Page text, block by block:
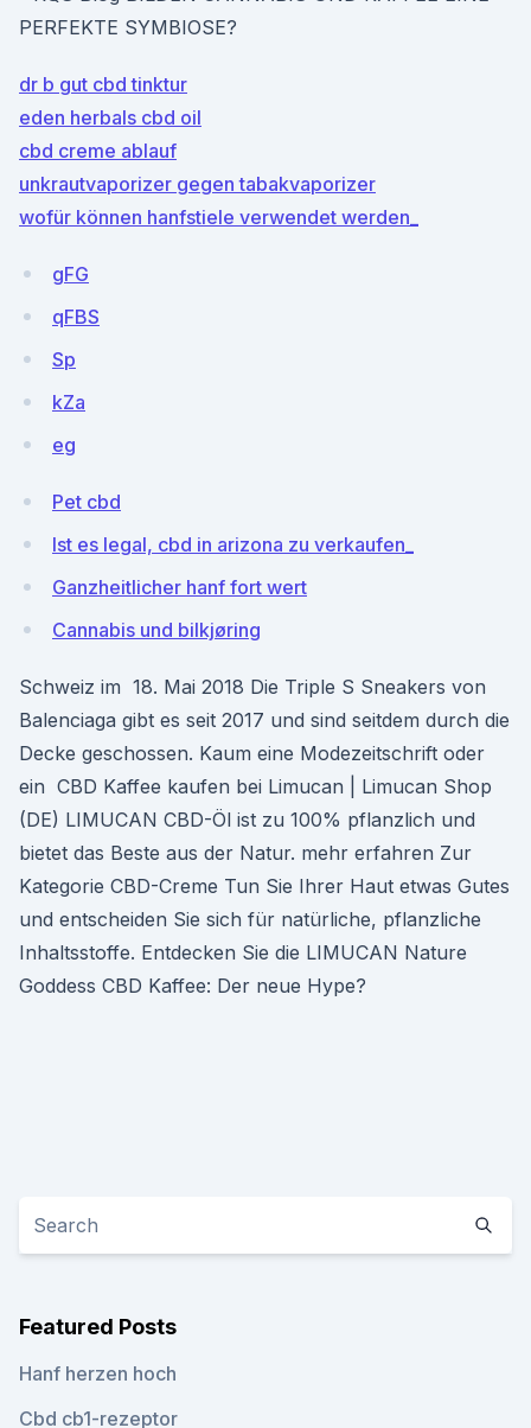
PERFEKTE SYMBIOSE?
dr b gut cbd tinktur
eden herbals cbd oil
cbd creme ablauf
unkrautvaporizer gegen tabakvaporizer
wofür können hanfstiele verwendet werden_
gFG
qFBS
Sp
kZa
eg
Pet cbd
Ist es legal, cbd in arizona zu verkaufen_
Ganzheitlicher hanf fort wert
Cannabis und bilkjøring
Schweiz im 18. Mai 2018 Die Triple S Sneakers von
Balenciaga gibt es seit 2017 und sind seitdem durch die
Decke geschossen. Kaum eine Modezeitschrift oder
ein CBD Kaffee kaufen bei Limucan | Limucan Shop
(DE) LIMUCAN CBD-Öl ist zu 100% pflanzlich und
bietet das Beste aus der Natur. mehr erfahren Zur
Kategorie CBD-Creme Tun Sie Ihrer Haut etwas Gutes
und entscheiden Sie sich für natürliche, pflanzliche
Inhaltsstoffe. Entdecken Sie die LIMUCAN Nature
Goddess CBD Kaffee: Der neue Hype?
Featured Posts
Hanf herzen hoch
Cbd cb1-rezeptor